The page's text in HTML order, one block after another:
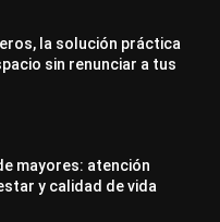
la solución práctica
sin renunciar a tus
mayores: atención
y calidad de vida